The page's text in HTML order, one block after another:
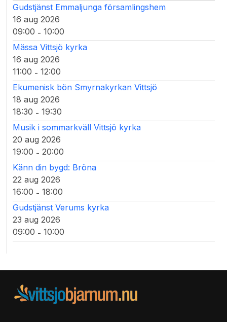
Gudstjänst Emmaljunga församlingshem
16 aug 2026
09:00 - 10:00
Mässa Vittsjö kyrka
16 aug 2026
11:00 - 12:00
Ekumenisk bön Smyrnakyrkan Vittsjö
18 aug 2026
18:30 - 19:30
Musik i sommarkväll Vittsjö kyrka
20 aug 2026
19:00 - 20:00
Känn din bygd: Bröna
22 aug 2026
16:00 - 18:00
Gudstjänst Verums kyrka
23 aug 2026
09:00 - 10:00